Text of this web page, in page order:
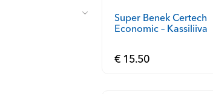
Super Benek Certech
Economic – Kassiliiva
€ 15.50